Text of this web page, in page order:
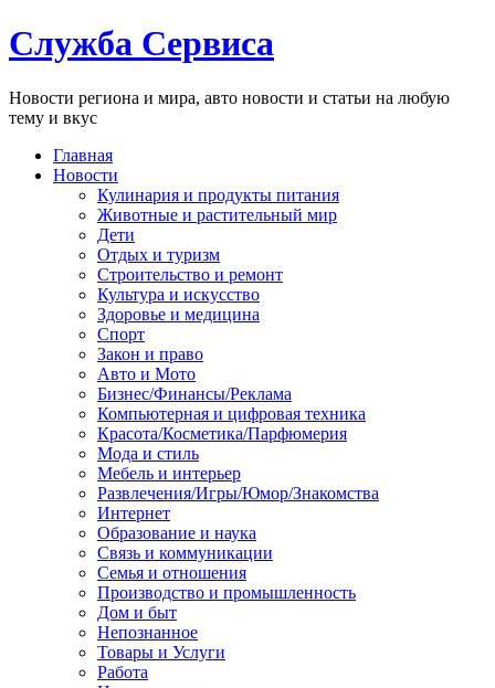
Служба Сервиса
Новости региона и мира, авто новости и статьи на любую
тему и вкус
Главная
Новости
Кулинария и продукты питания
Животные и растительный мир
Дети
Отдых и туризм
Строительство и ремонт
Культура и искусство
Здоровье и медицина
Спорт
Закон и право
Авто и Мото
Бизнес/Финансы/Реклама
Компьютерная и цифровая техника
Красота/Косметика/Парфюмерия
Мода и стиль
Мебель и интерьер
Развлечения/Игры/Юмор/Знакомства
Интернет
Образование и наука
Связь и коммуникации
Семья и отношения
Производство и промышленность
Дом и быт
Непознанное
Товары и Услуги
Работа